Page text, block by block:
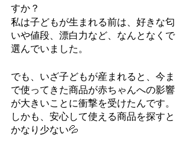
すか？
私は子どもが生まれる前は、好きな匂
いや値段、漂白力など、なんとなくで
選んでいました。
でも、いざ子どもが産まれると、今ま
で使ってきた商品が赤ちゃんへの影響
が大きいことに衝撃を受けたんです。
しかも、安心して使える商品を探すと
かなり少ない💦